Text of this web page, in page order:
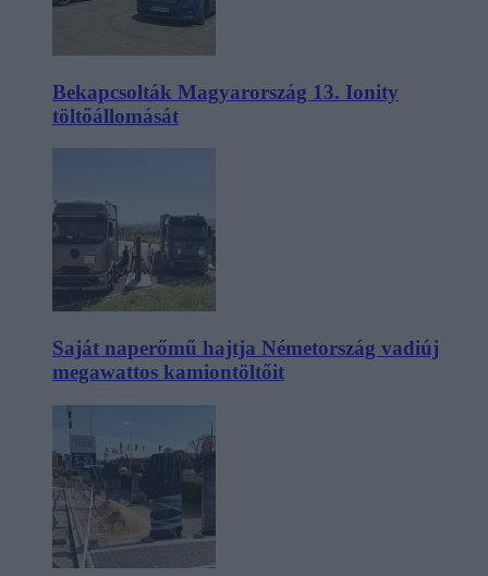
Bekapcsolták Magyarország 13. Ionity
töltőállomását
Saját naperőmű hajtja Németország vadiúj
megawattos kamiontöltőit